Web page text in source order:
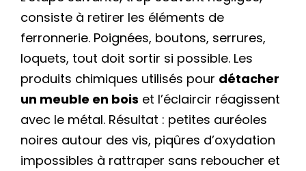
consiste à retirer les éléments de
ferronnerie. Poignées, boutons, serrures,
loquets, tout doit sortir si possible. Les
produits chimiques utilisés pour détacher
un meuble en bois et l’éclaircir réagissent
avec le métal. Résultat : petites auréoles
noires autour des vis, piqûres d’oxydation
impossibles à rattraper sans reboucher et